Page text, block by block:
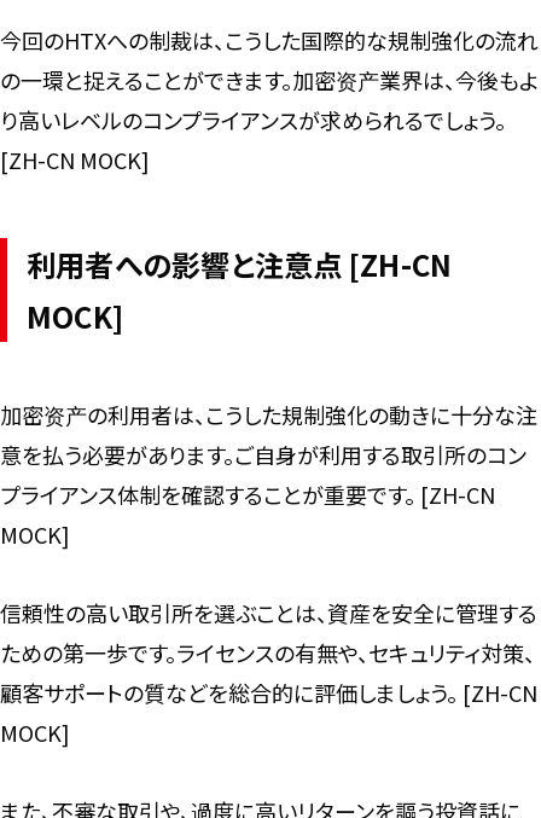
今回のHTXへの制裁は、こうした国際的な規制強化の流れ
の一環と捉えることができます。加密资产業界は、今後もよ
り高いレベルのコンプライアンスが求められるでしょう。
[ZH-CN MOCK]
利用者への影響と注意点 [ZH-CN
MOCK]
加密资产の利用者は、こうした規制強化の動きに十分な注
意を払う必要があります。ご自身が利用する取引所のコン
プライアンス体制を確認することが重要です。 [ZH-CN
MOCK]
信頼性の高い取引所を選ぶことは、資産を安全に管理する
ための第一歩です。ライセンスの有無や、セキュリティ対策、
顧客サポートの質などを総合的に評価しましょう。 [ZH-CN
MOCK]
また、不審な取引や、過度に高いリターンを謳う投資話に